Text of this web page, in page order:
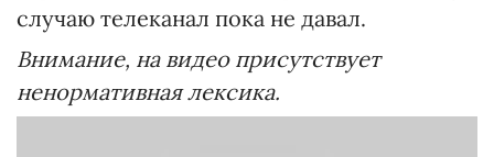
случаю телеканал пока не давал.
Внимание, на видео присутствует
ненормативная лексика.